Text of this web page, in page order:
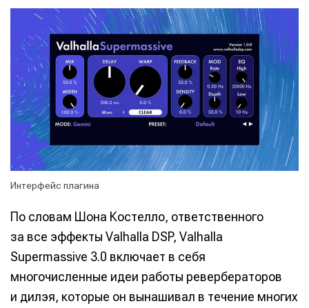
Интерфейс плагина
По словам Шона Костелло, ответственного
за все эффекты Valhalla DSP, Valhalla
Supermassive 3.0 включает в себя
многочисленные идеи работы ревербераторов
и дилэя, которые он вынашивал в течение многих